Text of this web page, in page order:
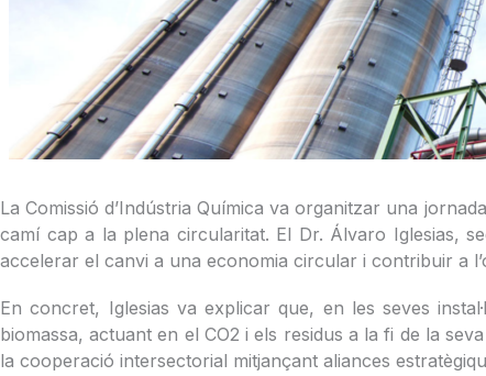
La Comissió d’Indústria Química va organitzar una
camí cap a la plena circularitat. El Dr. Álvaro Iglesias,
accelerar el canvi a una economia circular i contribuir a
En concret, Iglesias va explicar que, en les seves
biomassa, actuant en el CO2 i els residus a la fi de la
la cooperació intersectorial mitjançant aliances